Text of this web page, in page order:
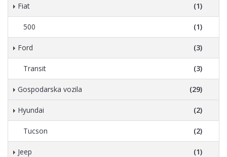
Fiat (1)
500 (1)
Ford (3)
Transit (3)
Gospodarska vozila (29)
Hyundai (2)
Tucson (2)
Jeep (1)